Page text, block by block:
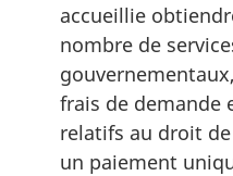
accueillie
nombre de
frais de demande
relatifs au droit
un paiement